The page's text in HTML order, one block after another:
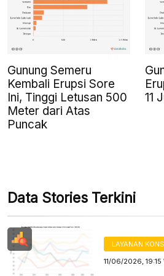
Gunung Semeru
Kembali Erupsi Sore
Ini, Tinggi Letusan 500
Meter dari Atas
Puncak
11
Data Stories Terkini
LAYANAN
11/06/2026, 19:15